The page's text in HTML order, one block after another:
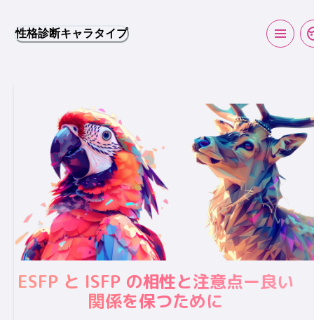
性格診断キャラタイプ
ESFP と ISFP の相性と注意点ー良い
関係を保つために